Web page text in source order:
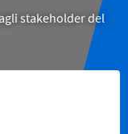
stakeholder del